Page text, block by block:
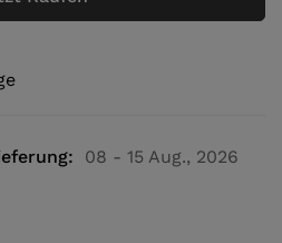
08 - 15 Aug., 2026